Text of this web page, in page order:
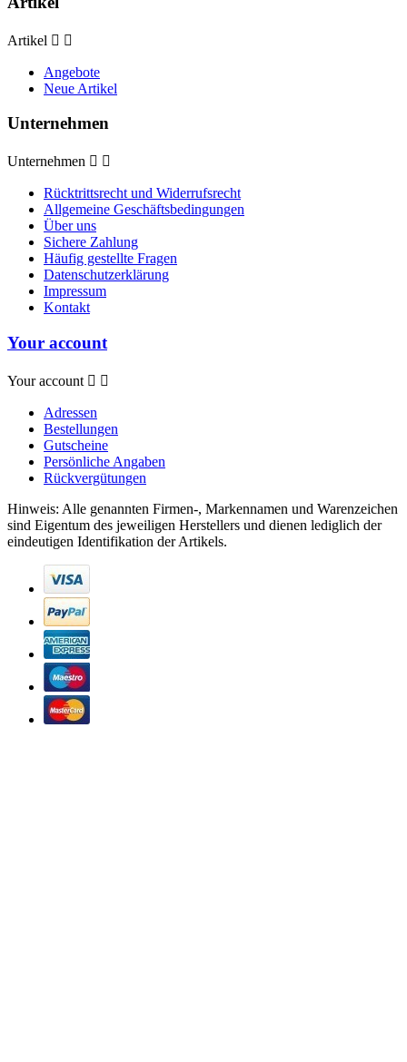
Artikel  
Angebote
Neue Artikel
Unternehmen
Unternehmen  
Rücktrittsrecht und Widerrufsrecht
Allgemeine Geschäftsbedingungen
Über uns
Sichere Zahlung
Häufig gestellte Fragen
Datenschutzerklärung
Impressum
Kontakt
Your account
Your account  
Adressen
Bestellungen
Gutscheine
Persönliche Angaben
Rückvergütungen
Hinweis: Alle genannten Firmen-, Markennamen und Warenzeichen
sind Eigentum des jeweiligen Herstellers und dienen lediglich der
eindeutigen Identifikation der Artikels.